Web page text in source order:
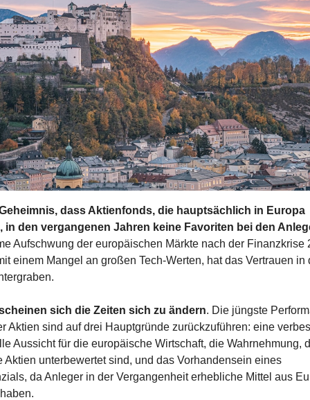
dass Aktienfonds, die hauptsächlich in Europa
in den vergangenen Jahren keine Favoriten bei den
Aufschwung der europäischen Märkte nach der Finanzkrise
einem Mangel an großen Tech-Werten, hat das Vertrauen in
sich die Zeiten sich zu ändern. Die jüngste
Aktien sind auf drei Hauptgründe zurückzuführen: eine
Aussicht für die europäische Wirtschaft, die Wahrnehmung,
Aktien unterbewertet sind, und das Vorhandensein eines
da Anleger in der Vergangenheit erhebliche Mittel aus